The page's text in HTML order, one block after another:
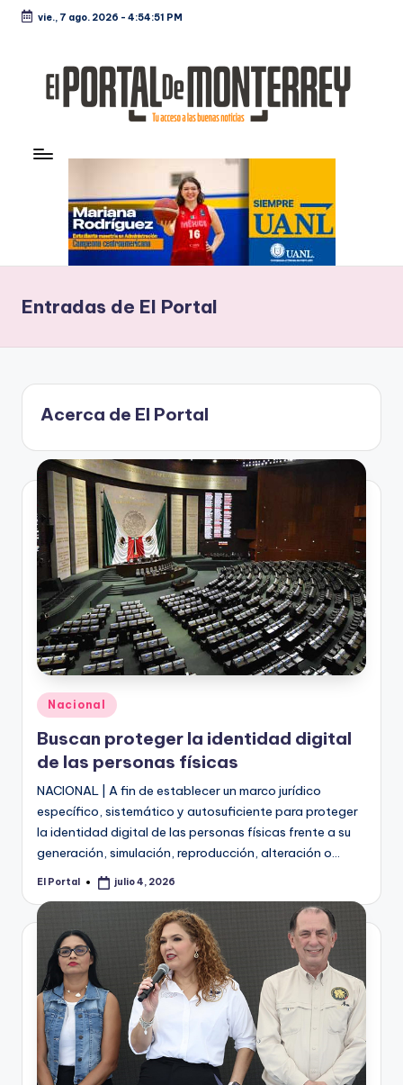
contenido
vie., 7 ago. 2026 - 4:54:52 PM
rt
d
e
M
o
t
rr
e
y
Entradas de El Portal
Acerca de El Portal
Publicado
en
Nacional
Buscan proteger la identidad digital
de las personas físicas
NACIONAL | A fin de establecer un marco jurídico
específico, sistemático y autosuficiente para proteger
la identidad digital de las personas físicas frente a su
generación, simulación, reproducción, alteración o…
Publicado
El Portal julio 4, 2026